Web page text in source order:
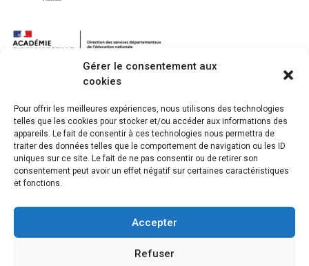
Gérer le consentement aux
cookies
Pour offrir les meilleures expériences, nous utilisons des technologies
telles que les cookies pour stocker et/ou accéder aux informations des
appareils. Le fait de consentir à ces technologies nous permettra de
traiter des données telles que le comportement de navigation ou les ID
uniques sur ce site. Le fait de ne pas consentir ou de retirer son
consentement peut avoir un effet négatif sur certaines caractéristiques
et fonctions.
Accepter
Refuser
Barre